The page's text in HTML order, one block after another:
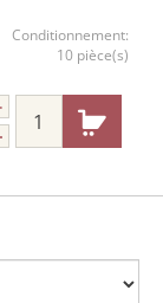
Conditionnement:
10 pièce(s)